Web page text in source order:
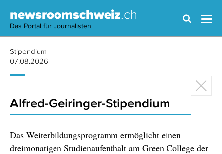
newsroomschweiz.ch
Das Portal für Journalisten
Stipendium
07.08.2026
Alfred-Geiringer-Stipendium
Das Weiterbildungsprogramm ermöglicht einen
dreimonatigen Studienaufenthalt am Green College der